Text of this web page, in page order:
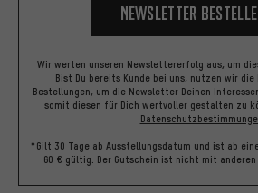
Newsletter
Wir werten unseren Newslettererfolg aus, um
Bist Du bereits Kunde bei uns, nutzen wir
Bestellungen, um die Newsletter Deinen
somit diesen für Dich wertvoller gestalten zu
*Gilt 30 Tage ab Ausstellungsdatum und ist ab
60 € gültig. Der Gutschein ist nicht mit